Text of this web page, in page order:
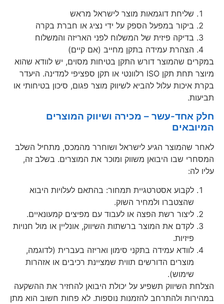
שליחת דוגמאות מוצר לישראל מראש
ביקור במפעל הספק על ידי נציג או חברת בקרה
בדיקה פיזית של המשלוח לפני האריזה והמשלוח
הצהרת עמידה בתקן מחייב (אם קיים)
במקרים שהמוצר דורש התקן בטיחות מסוים, יש לוודא שהוא
מיוצר תחת תקן ISO רלוונטי או תקן ספציפי למדינה. היעדר
בקרת איכות עלול להביא לשיווק מוצר פגום, סיכון בטיחותי או
תביעות.
חלק אחד-עשר – מכירה ושיווק המוצרים
המיובאים
לאחר שהמוצר הגיע לישראל ושוחרר מהמכס, מתחיל השלב
המסחרי שבו היבואן משווק ומוכר את המוצרים. בשלב זה,
עליו לה:
לקבוע אסטרטגיית תמחור: בהתאם לעלויות היבוא
שהצטברו ולמחיר השוק.
ליצור רשת הפצה או לעבוד עם מפיצים קמעונאיים.
לקדם את המוצר ברשתות השיווק, אונליין או מול חנויות
פיזיות.
לוודא עמידה בתקני סימון ואריזה בעברית (לדוגמה,
מוצרים הדורשים תווית שמציינת רכיבים או אזהרות
שימוש).
הצלחת השיווק תשפיע על יכולת היבואן להחזיר את ההשקעה
במהירות ולהתרחב להזמנות נוספות. לא פחות חשוב הוא מתן